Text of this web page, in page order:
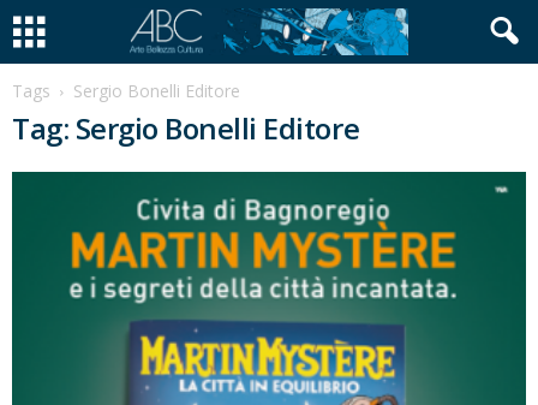
Tags Sergio Bonelli Editore
Tag: Sergio Bonelli Editore